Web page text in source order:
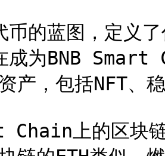
币的蓝图，定义
成为BNB Smart
产，包括NFT、
Chain上的区块